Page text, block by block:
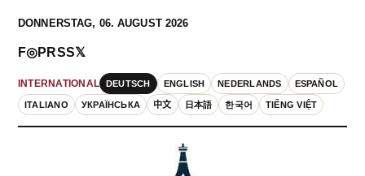
DONNERSTAG, 06. AUGUST 2026
INTERNATIONAL DEUTSCH ENGLISH NEDERLANDS ESPAÑOL
ITALIANO УКРАЇНСЬКА 中文 日本語 한국어 TIẾNG VIỆT
F◎PRSS𝕏